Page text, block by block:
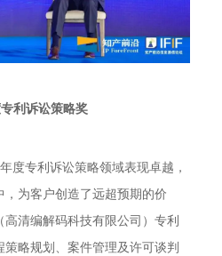
利诉讼策略奖
度专利诉讼策略领域表现卓越，
为客户创造了远超预期的价
清编解码科技有限公司）专利
略规划、案件管理及许可谈判